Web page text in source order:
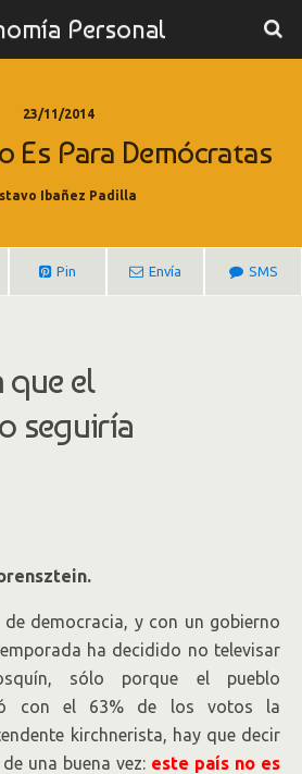
Personal
23/11/2014
Es Para Demócratas
Ibañez Padilla
Pin Envía SMS
que el
seguiría
de democracia, y con un gobierno
ha decidido no televisar
sólo porque el pueblo
con el 63% de los votos la
kirchnerista, hay que decir
una buena vez: este país no es